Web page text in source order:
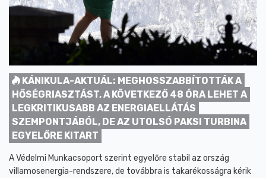
KÁNIKULA-AKTUÁL: MEGHOSSZABBÍTOTTÁK A
HŐSÉGRIASZTÁST, A KÖVETKEZŐ 48 ÓRA LEHET A
LEGKRITIKUSABB AZ ENERGIAELLÁTÁS
SZEMPONTJÁBÓL, DE AZ UTOLSÓ PAKSI TURBINA
EGYELŐRE KITART
A Védelmi Munkacsoport szerint egyelőre stabil az ország
villamosenergia-rendszere, de továbbra is takarékosságra kérik